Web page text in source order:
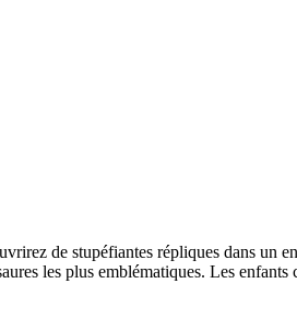
de stupéfiantes répliques dans un
les plus emblématiques. Les